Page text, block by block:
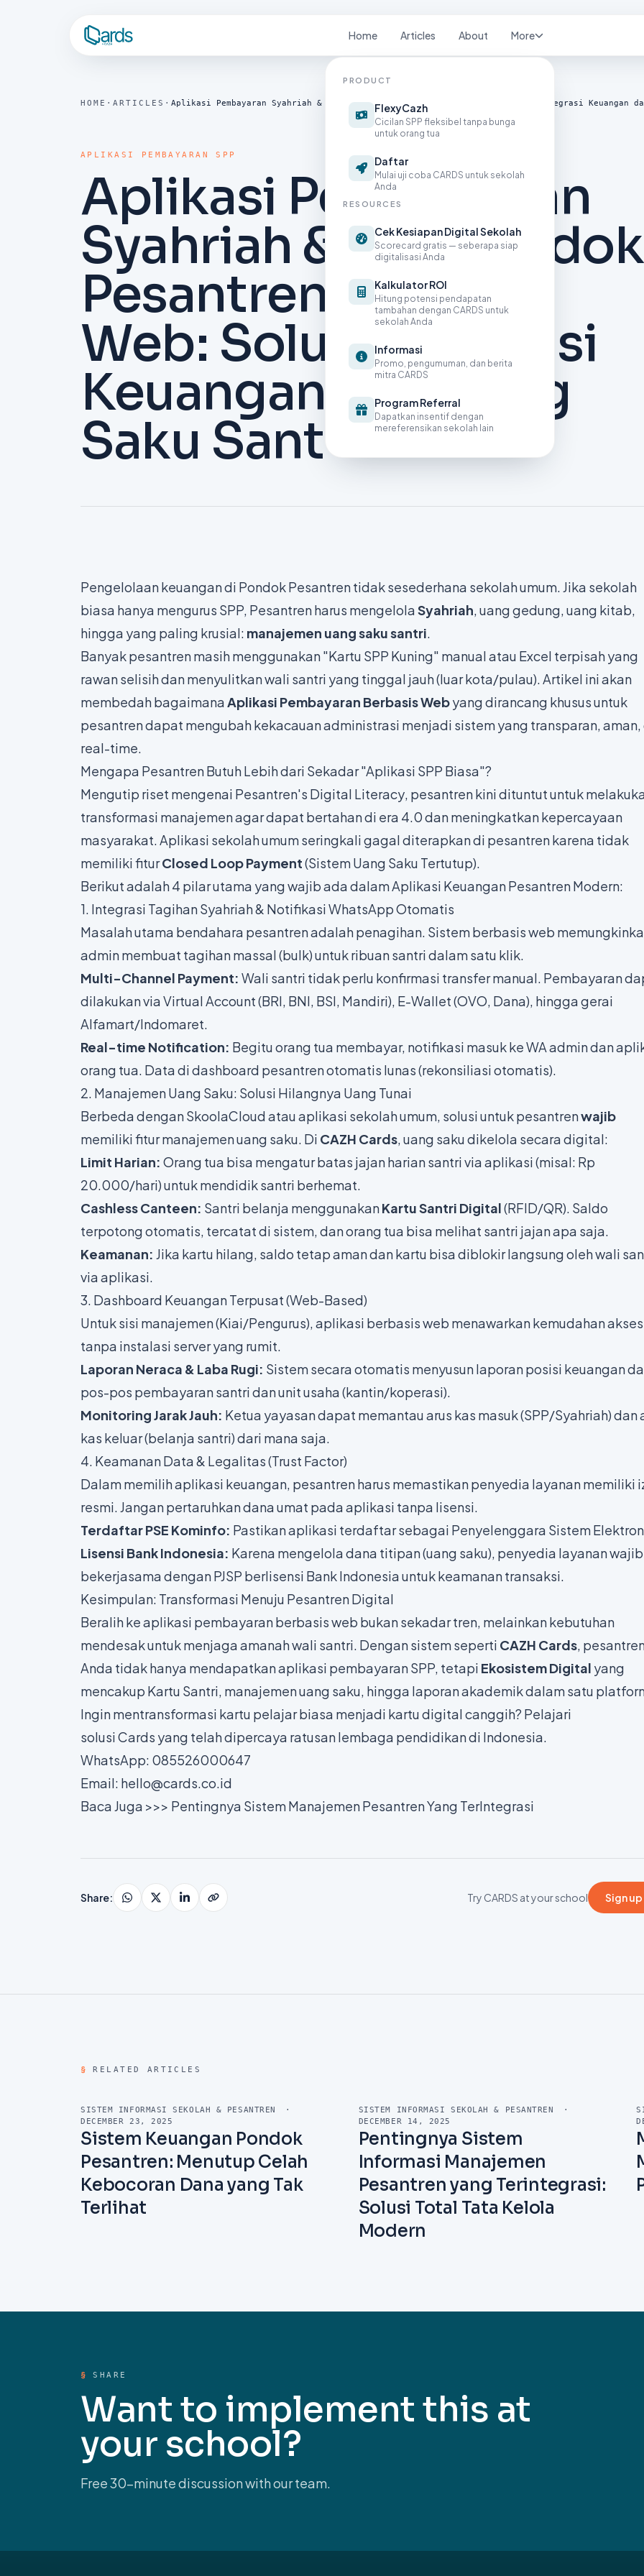
Home Articles About More
PRODUCT
FlexyCazh
Cicilan SPP fleksibel tanpa bunga
untuk orang tua
Daftar
Mulai uji coba CARDS untuk sekolah
Anda
RESOURCES
Cek Kesiapan Digital Sekolah
Scorecard gratis — seberapa siap
digitalisasi Anda
Kalkulator ROI
Hitung potensi pendapatan
tambahan dengan CARDS untuk
sekolah Anda
Informasi
Promo, pengumuman, dan berita
mitra CARDS
Program Referral
Dapatkan insentif dengan
mereferensikan sekolah lain
HOME · ARTICLES · Aplikasi Pembayaran Syahriah & SPP Pondok Pesantren Berbasis Web: Solusi Integrasi Keuangan
APLIKASI PEMBAYARAN SPP
Aplikasi Pembayaran
Syahriah & SPP Pondok
Pesantren Berbasis
Web: Solusi Integrasi
Keuangan dan Uang
Saku Sant
Pengelolaan keuangan di Pondok Pesantren tidak sesederhana sekolah umum. Jika sekolah
biasa hanya mengurus SPP, Pesantren harus mengelolaSyahriah, uang gedung, uang kitab,
hingga yang paling krusial: manajemen uang saku santri.
Banyak pesantren masih menggunakan "Kartu SPP Kuning" manual atau Excel terpisah yang
rawan selisih dan menyulitkan wali santri yang tinggal jauh (luar kota/pulau). Artikel ini akan
membedah bagaimanaAplikasi Pembayaran Berbasis Webyang dirancang khusus untuk
pesantren dapat mengubah kekacauan administrasi menjadi sistem yang transparan, aman,
real-time.
Mengapa Pesantren Butuh Lebih dari Sekadar "Aplikasi SPP Biasa"?
Mengutip riset mengenai Pesantren's Digital Literacy, pesantren kini dituntut untuk
transformasi manajemen agar dapat bertahan di era 4.0 dan meningkatkan kepercayaan
masyarakat. Aplikasi sekolah umum seringkali gagal diterapkan di pesantren karena tidak
memiliki fiturClosed Loop Payment(Sistem Uang Saku Tertutup).
Berikut adalah 4 pilar utama yang wajib ada dalam Aplikasi Keuangan Pesantren Modern:
1. Integrasi Tagihan Syahriah & Notifikasi WhatsApp Otomatis
Masalah utama bendahara pesantren adalah penagihan. Sistem berbasis web
admin membuat tagihan massal (bulk) untuk ribuan santri dalam satu klik.
Multi-Channel Payment: Wali santri tidak perlu konfirmasi transfer manual. Pembayaran
dilakukan via Virtual Account (BRI, BNI, BSI, Mandiri), E-Wallet (OVO, Dana), hingga gerai
Alfamart/Indomaret.
Real-time Notification: Begitu orang tua membayar, notifikasi masuk ke WA admin dan
orang tua. Data di dashboard pesantren otomatis lunas (rekonsiliasi otomatis).
2. Manajemen Uang Saku: Solusi Hilangnya Uang Tunai
Berbeda dengan SkoolaCloud atau aplikasi sekolah umum, solusi untuk pesantrenwajib
memiliki fitur manajemen uang saku. Di CAZH Cards, uang saku dikelola secara digital:
Limit Harian: Orang tua bisa mengatur batas jajan harian santri via aplikasi (misal: Rp
20.000/hari) untuk mendidik santri berhemat.
Cashless Canteen: Santri belanja menggunakanKartu Santri Digital(RFID/QR). Saldo
terpotong otomatis, tercatat di sistem, dan orang tua bisa melihat santri jajan apa saja.
Keamanan: Jika kartu hilang, saldo tetap aman dan kartu bisa diblokir langsung oleh wali
via aplikasi.
3. Dashboard Keuangan Terpusat (Web-Based)
Untuk sisi manajemen (Kiai/Pengurus), aplikasi berbasis web menawarkan kemudahan akses
tanpa instalasi server yang rumit.
Laporan Neraca & Laba Rugi: Sistem secara otomatis menyusun laporan posisi keuangan
pos-pos pembayaran santri dan unit usaha (kantin/koperasi).
Monitoring Jarak Jauh: Ketua yayasan dapat memantau arus kas masuk (SPP/Syahriah) dan
kas keluar (belanja santri) dari mana saja.
4. Keamanan Data & Legalitas (Trust Factor)
Dalam memilih aplikasi keuangan, pesantren harus memastikan penyedia layanan memiliki
resmi. Jangan pertaruhkan dana umat pada aplikasi tanpa lisensi.
Terdaftar PSE Kominfo: Pastikan aplikasi terdaftar sebagai Penyelenggara Sistem
Lisensi Bank Indonesia: Karena mengelola dana titipan (uang saku), penyedia layanan wajib
bekerjasama dengan PJSP berlisensi Bank Indonesia untuk keamanan transaksi.
Kesimpulan: Transformasi Menuju Pesantren Digital
Beralih ke aplikasi pembayaran berbasis web bukan sekadar tren, melainkan kebutuhan
mendesak untuk menjaga amanah wali santri. Dengan sistem seperti CAZH Cards,
Anda tidak hanya mendapatkan aplikasi pembayaran SPP, tetapi Ekosistem Digital yang
mencakup Kartu Santri, manajemen uang saku, hingga laporan akademik dalam satu
Ingin mentransformasi kartu pelajar biasa menjadi kartu digital canggih? Pelajari
solusiCards yang telah dipercaya ratusan lembaga pendidikan di Indonesia.
WhatsApp: 085526000647
Email: hello@cards.co.id
Baca Juga >>> Pentingnya Sistem Manajemen Pesantren Yang TerIntegrasi
Share: Try CARDS at your school Sign up
§ RELATED ARTICLES
SISTEM INFORMASI SEKOLAH & PESANTREN
·
DECEMBER 23, 2025
Sistem Keuangan Pondok
Pesantren: Menutup Celah
Kebocoran Dana yang Tak
Terlihat
SISTEM INFORMASI SEKOLAH & PESANTREN
·
DECEMBER 14, 2025
Pentingnya Sistem
Informasi Manajemen
Pesantren yang Terintegrasi:
Solusi Total Tata Kelola
Modern
§ SHARE
Want to implement this at
your school?
Free 30-minute discussion with our team.